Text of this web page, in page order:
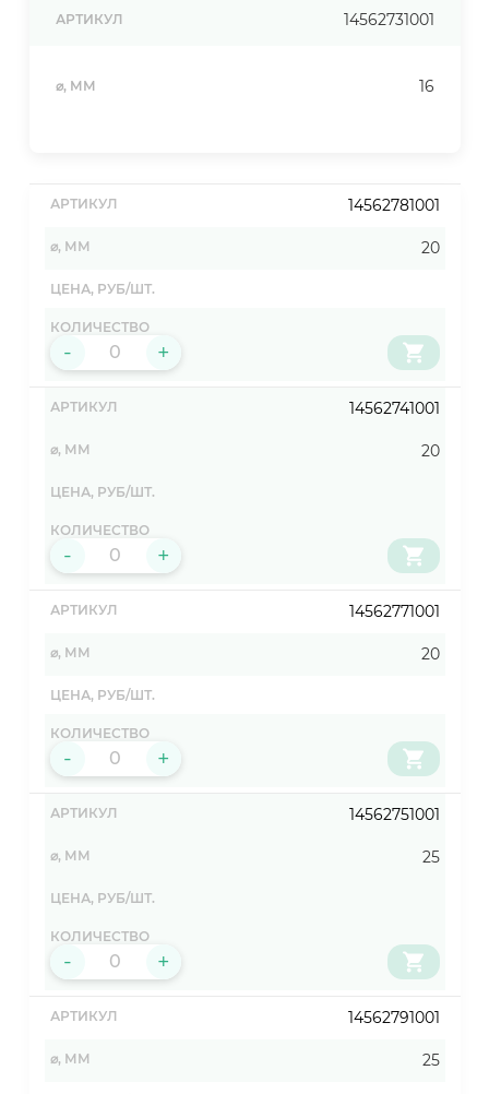
АРТИКУЛ 14562731001
⌀, ММ 16
14562781001
20
- +
14562741001
20
- +
14562771001
20
- +
14562751001
25
- +
14562791001
25